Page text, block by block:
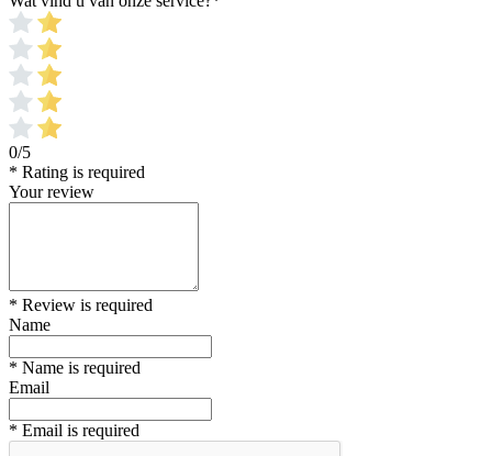
0/5
* Rating is required
Your review
* Review is required
Name
* Name is required
Email
* Email is required